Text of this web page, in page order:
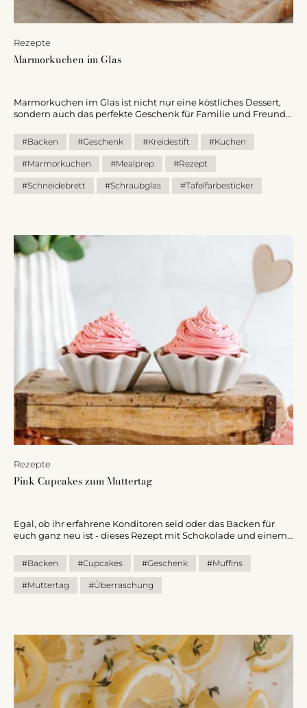
Rezepte
Marmorkuchen im Glas
Marmorkuchen im Glas ist nicht nur eine köstliches Dessert,
sondern auch das perfekte Geschenk für Familie und Freunde.
hochwertigen Schraubgläsern backen und ein ein originelles
Präsent vorbereiten kannst.
#Backen #Geschenk #Kreidestift #Kuchen
#Marmorkuchen #Mealprep #Rezept
#Schneidebrett #Schraubglas #Tafelfarbesticker
Rezepte
Pink Cupcakes zum Muttertag
Egal, ob ihr erfahrene Konditoren seid oder das Backen für
euch ganz neu ist - dieses Rezept mit Schokolade und einem
gut ankommen. Die Cupcakes sind kinderleicht zuzubereiten,
schmecken göttlich und sorgen dafür, dass sich deine Mutter
an ihrem besonderen Tag verwöhnt fühlt.
#Backen #Cupcakes #Geschenk #Muffins
#Muttertag #Überraschung